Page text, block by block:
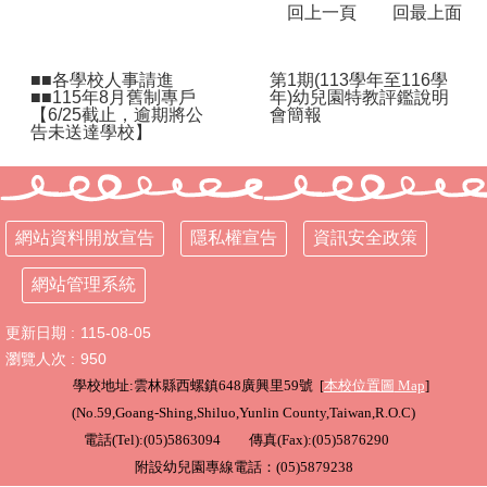
處
室
程
專
區
校
務
E
化
學
回上一頁 回最上面
■■各學校人事請進
■■115年8月舊制專戶
【6/25截止，逾期將公
告未送達學校】
第1期(113學年至116學
年)幼兒園特教評鑑說明
會簡報
網站資料開放宣告 隱私權宣告 資訊安全政策
網站管理系統
更新日期
115-08-05
瀏覽人次
950
學校地址:雲林縣西螺鎮648廣興里59號 [本校位置圖 Map]
(No.59,Goang-Shing,Shiluo,Yunlin County,Taiwan,R.O.C)
電話(Tel):(05)5863094 傳真(Fax):(05)5876290
附設幼兒園專線電話：(05)5879238